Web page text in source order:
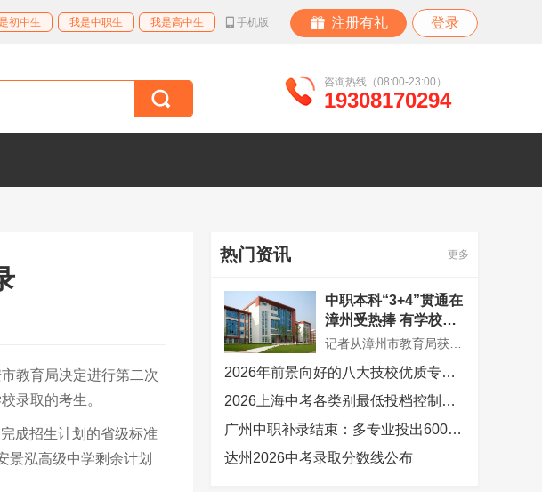
初中生 我是中职生 我是高中生 手机版 注册有礼 登录
咨询热线（08:00-23:00）
19308170294
教育局决定进行第二次
录取的考生。
成招生计划的省级标准
景泓高级中学剩余计划
热门资讯 更多
中职本科“3+4”贯通在
漳州受热捧 有学校最
低分招到710分
记者从漳州市教育局获悉，今年漳州学校首次被纳入中职本科“3+4”贯通培养招生试点，漳州第一职业中专学校与闽南师范大学合作食品加工工艺专业，面向漳州招生10人，录取最低分710分，已全部录满。
2026年前景向好的八大技校优质专业有哪些？
2026上海中考各类别最低投档控制分数线公布
广州中职补录结束：多专业投出600分以上，热门专业竞争激烈
达州2026中考录取分数线公布